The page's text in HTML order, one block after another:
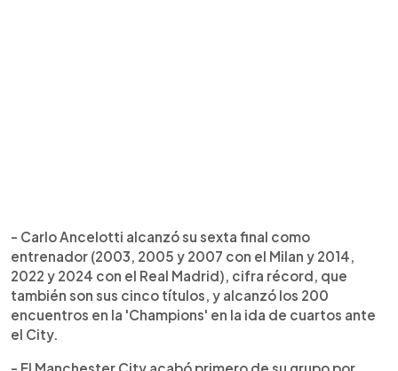
- Carlo Ancelotti alcanzó su sexta final como
entrenador (2003, 2005 y 2007 con el Milan y 2014,
2022 y 2024 con el Real Madrid), cifra récord, que
también son sus cinco títulos, y alcanzó los 200
encuentros en la 'Champions' en la ida de cuartos ante
el City.